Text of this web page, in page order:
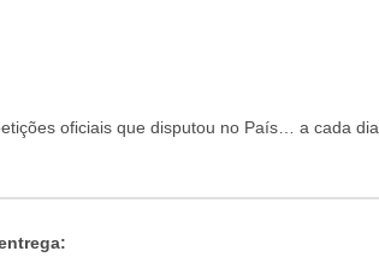
oficiais que disputou no País… a cada dia